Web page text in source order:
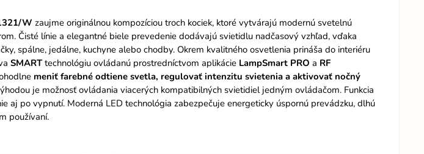
W zaujme originálnou kompozíciou troch kociek, ktoré vytvárajú modernú svetelnú
Čisté línie a elegantné biele prevedenie dodávajú svietidlu nadčasový vzhľad, vďaka
spálne, jedálne, kuchyne alebo chodby. Okrem kvalitného osvetlenia prináša do interiéru
SMARTtechnológiu ovládanú prostredníctvom aplikácie LampSmart PRO a RF
meniť farebné odtiene svetla, regulovať intenzitu svietenia a aktivovať nočný
je možnosť ovládania viacerých kompatibilných svietidiel jedným ovládačom. Funkcia
aj po vypnutí. Moderná LED technológia zabezpečuje energeticky úspornú prevádzku, dlhú
používaní.